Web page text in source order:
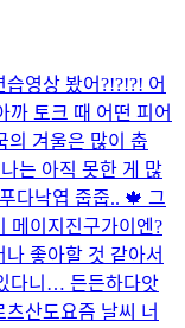
영상 봤어?!?!?! 어
까 토크 때 어떤 피어
의 겨울은 많이 춥
는 아직 못한 게 많
다낙엽 줍줍.. 🍁​ 그
메이지진구가이엔?
좋아할 것 같아서
다니… 든든하다앗
츠산도 요즘 날씨 너